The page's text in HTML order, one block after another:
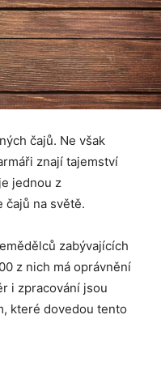
čajů. Ne však
znají tajemství
jednou z
čajů na světě.
zabývajících
z nich má oprávnění
i zpracování jsou
které dovedou tento